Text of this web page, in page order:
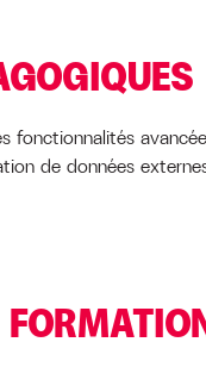
fonctionnalités
de données